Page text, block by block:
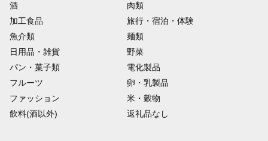
酒
肉類
加工食品
旅行・宿泊・体験
魚介類
麺類
日用品・雑貨
野菜
パン・菓子類
電化製品
フルーツ
卵・乳製品
ファッション
米・穀物
飲料(酒以外)
返礼品なし